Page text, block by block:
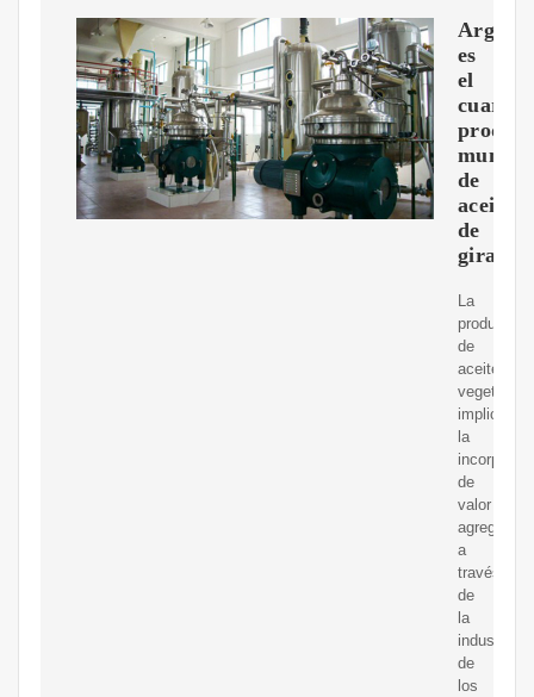
es
el
cuarto
de
aceite
de
girasol
La
producción
de
aceites
vegetales
implica
la
de
valor
agregado
a
través
de
la
de
los